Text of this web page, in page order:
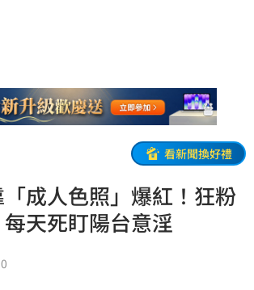
看新聞換好禮
成人色照」爆紅！狂粉
天死盯陽台意淫